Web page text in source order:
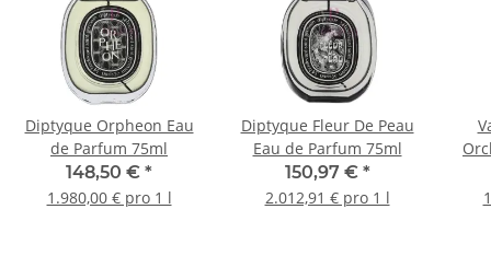
Diptyque Orpheon Eau
de Parfum 75ml
148,50 € *
1.980,00 € pro 1 l
Diptyque Fleur De Peau
Eau de Parfum 75ml
150,97 € *
2.012,91 € pro 1 l